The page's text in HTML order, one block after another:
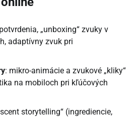
„unboxing“ zvuky v
adaptívny zvuk pri
: mikro-animácie a zvukové „kliky“
na mobiloch pri kľúčových
storytelling“ (ingrediencie,